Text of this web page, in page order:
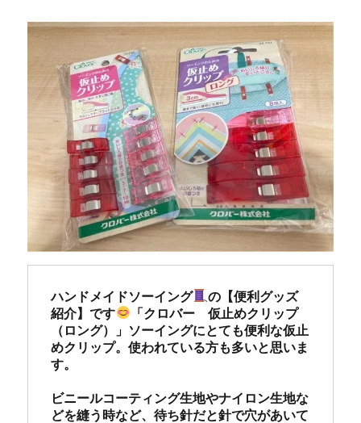
ハンドメイドソーイング
の【便利グッズ
紹介】です
「クロバー　仮止めクリップ
（ロング）」ソーイングにとても便利な仮止
めクリップ。使われている方も多いと思いま
す。
ビニールコーティング生地やナイロン生地な
どを縫う時など、待ち針だと針で穴があいて